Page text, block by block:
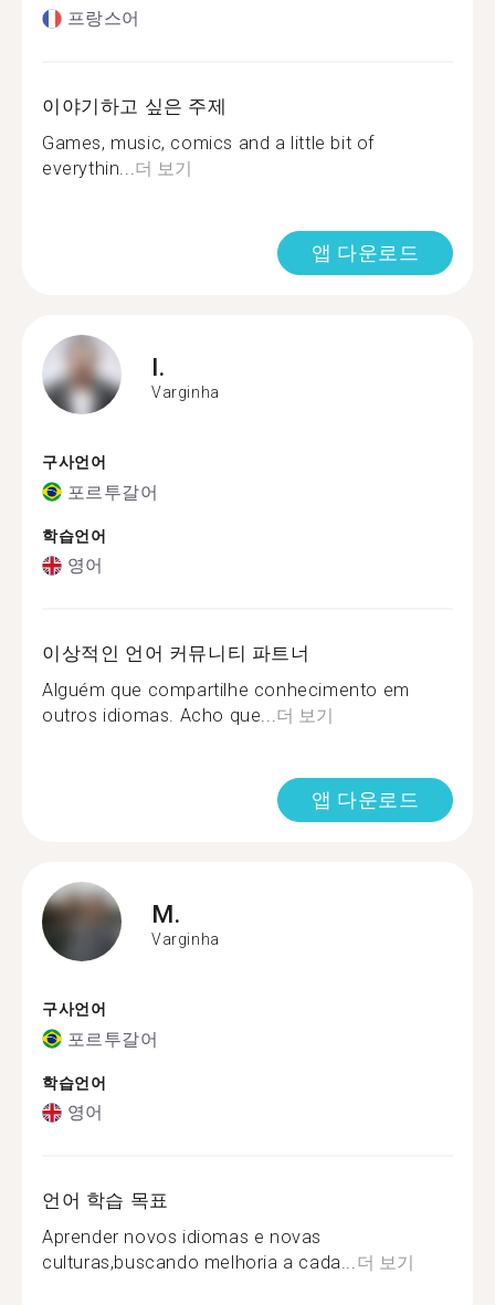
프랑스어
이야기하고 싶은 주제
Games, music, comics and a little bit of
everythin...더 보기
앱 다운로드
I.
Varginha
구사언어
포르투갈어
학습언어
영어
이상적인 언어 커뮤니티 파트너
Alguém que compartilhe conhecimento em
outros idiomas. Acho que...더 보기
앱 다운로드
M.
Varginha
구사언어
포르투갈어
학습언어
영어
언어 학습 목표
Aprender novos idiomas e novas
culturas,buscando melhoria a cada...더 보기